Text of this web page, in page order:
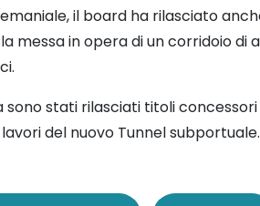
il board ha rilasciato
messa in opera di un corridoio
sono stati rilasciati titoli
del nuovo Tunnel subportuale.